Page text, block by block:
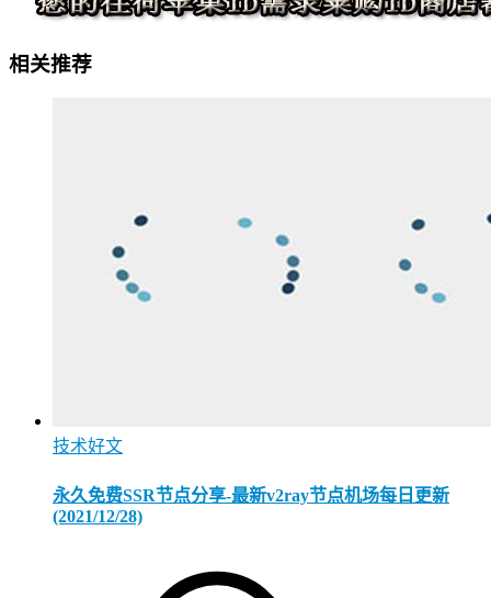
相关推荐
技术好文
永久免费SSR节点分享-最新v2ray节点机场每日更新
(2021/12/28)